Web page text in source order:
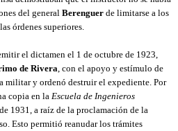
del general Berenguer de limitarse a los
órdenes superiores.
el dictamen el 1 de octubre de 1923,
de Rivera
militar y ordenó destruir el expediente. Por
copia en la Escuela de Ingenieros
1931, a raíz de la proclamación de la
Esto permitió reanudar los trámites